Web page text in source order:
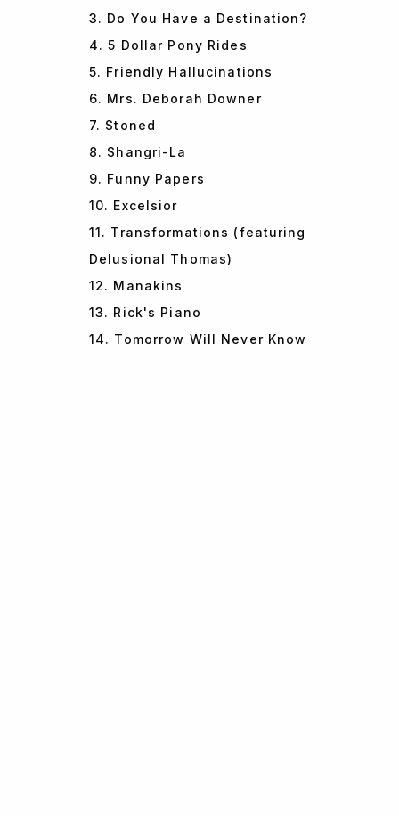
3. Do You Have a Destination?
4. 5 Dollar Pony Rides
5. Friendly Hallucinations
6. Mrs. Deborah Downer
7. Stoned
8. Shangri-La
9. Funny Papers
10. Excelsior
11. Transformations (featuring
Delusional Thomas)
12. Manakins
13. Rick's Piano
14. Tomorrow Will Never Know